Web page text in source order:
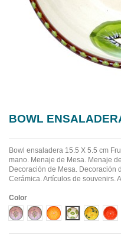
BOWL
Bowl ensaladera 15.5 X 5.5 cm
mano. Menaje de Mesa. Menaje
Decoración de Mesa. Decoración
Cerámica. Artículos de souvenirs.
Color
Diseño 1Diseño 10
Diseño 2Diseño 3Diseño 4